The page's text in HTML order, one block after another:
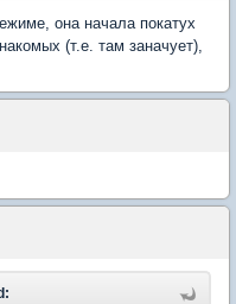
она начала покатух
(т.е. там заначует),